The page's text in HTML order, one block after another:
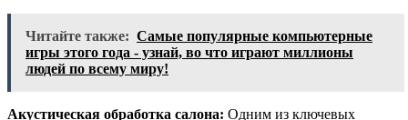
Читайте также: Самые популярные компьютерные
игры этого года - узнай, во что играют миллионы
людей по всему миру!
Акустическая обработка салона: Одним из ключевых